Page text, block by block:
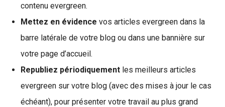
contenu evergreen.
Mettez en évidence vos articles evergreen dans la
barre latérale de votre blog ou dans une bannière sur
votre page d’accueil.
Republiez périodiquement les meilleurs articles
evergreen sur votre blog (avec des mises à jour le cas
échéant), pour présenter votre travail au plus grand